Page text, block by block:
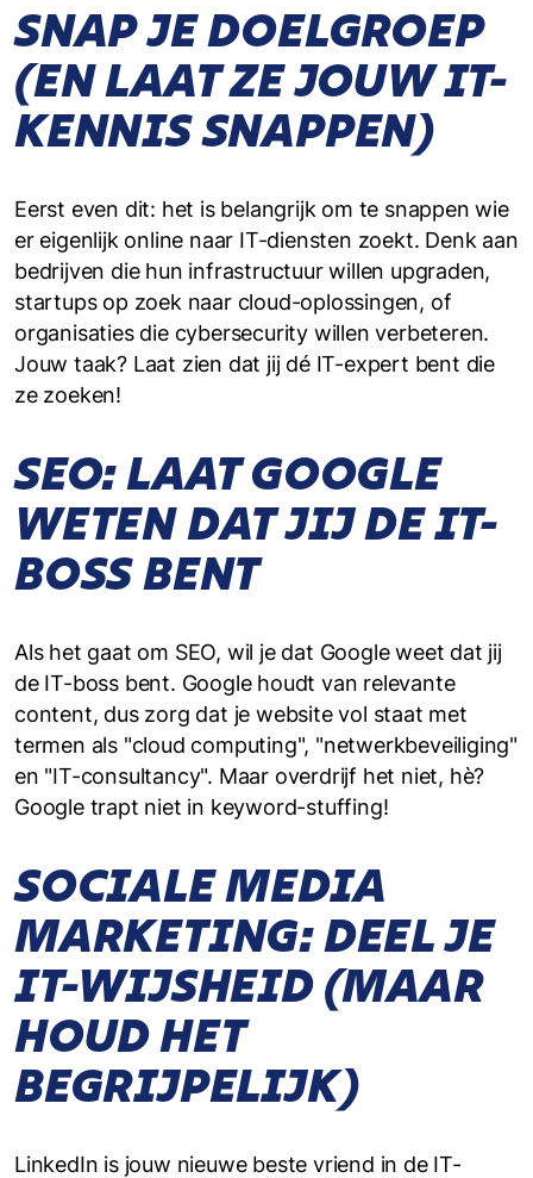
SNAP JE DOELGROEP
(EN LAAT ZE JOUW IT-
KENNIS SNAPPEN)
Eerst even dit: het is belangrijk om te snappen wie
er eigenlijk online naar IT-diensten zoekt. Denk aan
bedrijven die hun infrastructuur willen upgraden,
startups op zoek naar cloud-oplossingen, of
organisaties die cybersecurity willen verbeteren.
Jouw taak? Laat zien dat jij dé IT-expert bent die
ze zoeken!
SEO: LAAT GOOGLE
WETEN DAT JIJ DE IT-
BOSS BENT
Als het gaat om SEO, wil je dat Google weet dat jij
de IT-boss bent. Google houdt van relevante
content, dus zorg dat je website vol staat met
termen als "cloud computing", "netwerkbeveiliging"
en "IT-consultancy". Maar overdrijf het niet, hè?
Google trapt niet in keyword-stuffing!
SOCIALE MEDIA
MARKETING: DEEL JE
IT-WIJSHEID (MAAR
HOUD HET
BEGRIJPELIJK)
LinkedIn is jouw nieuwe beste vriend in de IT-